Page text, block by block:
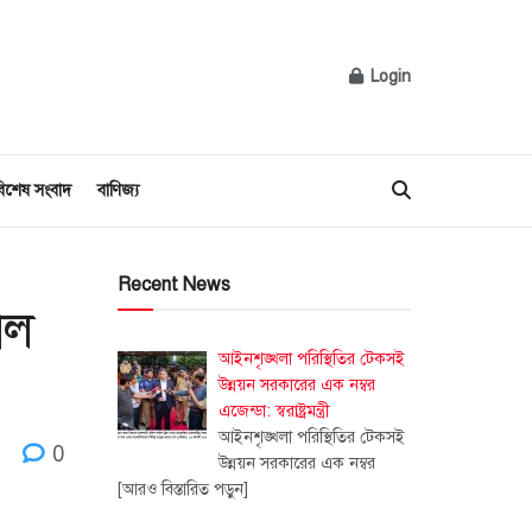
Login
সংবাদ বাণিজ্য
0
Recent News
আইনশৃঙ্খলা পরিস্থিতির টেকসই
উন্নয়ন সরকারের এক নম্বর
এজেন্ডা: স্বরাষ্ট্রমন্ত্রী
আইনশৃঙ্খলা পরিস্থিতির টেকসই
উন্নয়ন সরকারের এক নম্বর
[আরও বিস্তারিত পড়ুন]